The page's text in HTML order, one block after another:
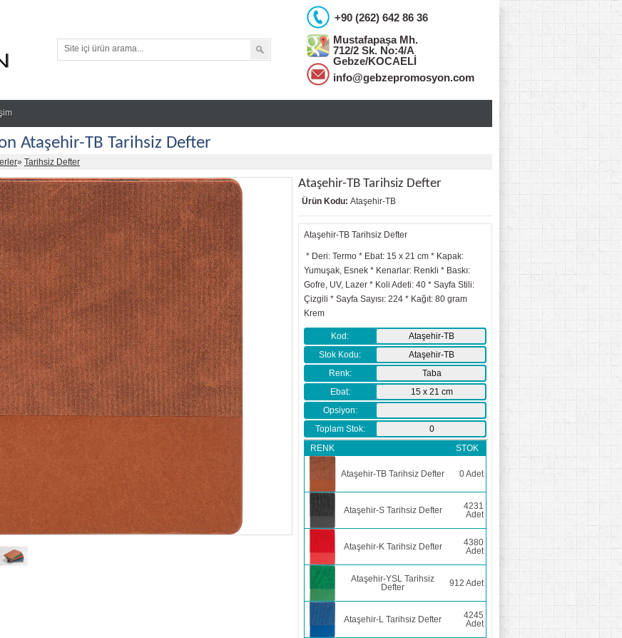
+90 (262) 642 86 36
Mustafapaşa Mh.
712/2 Sk. No:4/A
Gebze/KOCAELİ
info@gebzepromosyon.com
Ataşehir-TB Tarihsiz Defter
» Tarihsiz Defter
Ataşehir-TB Tarihsiz Defter
Ürün Kodu: Ataşehir-TB
Ataşehir-TB Tarihsiz Defter
* Deri: Termo * Ebat: 15 x 21 cm * Kapak:
Yumuşak, Esnek * Kenarlar: Renkli * Baskı:
Gofre, UV, Lazer * Koli Adeti: 40 * Sayfa Stili:
Çizgili * Sayfa Sayısı: 224 * Kağıt: 80 gram
Krem
Kod:
Ataşehir-TB
Stok Kodu:
Ataşehir-TB
Renk:
Taba
Ebat:
15 x 21 cm
Opsiyon:
Toplam Stok:
0
RENK
STOK
Ataşehir-TB Tarihsiz Defter 0Adet
Ataşehir-S Tarihsiz Defter
4231
Adet
Ataşehir-K Tarihsiz Defter
4380
Adet
Ataşehir-YSL Tarihsiz
Defter
912 Adet
Ataşehir-L Tarihsiz Defter
4245
Adet